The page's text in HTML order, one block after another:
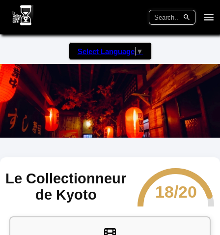
Select Language ▼
Le Collectionneur
de Kyoto
18/20